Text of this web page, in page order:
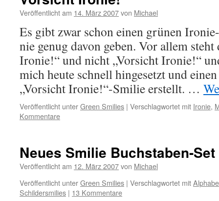
Veröffentlicht am 14. März 2007von Michael
Es gibt zwar schon einen grünen
nie genug davon geben. Vor allem
Ironie!“ und nicht „Vorsicht Ironie!“
mich heute schnell hingesetzt und
„Vorsicht Ironie!“-Smilie erstellt. …
Veröffentlicht unterGreen Smilies | Verschlagwortet mit Ironie,
Kommentare
Neues Smilie Buchstaben-Set
Veröffentlicht am 12. März 2007von Michael
Veröffentlicht unterGreen Smilies | Verschlagwortet mit
Schildersmilies | 13 Kommentare